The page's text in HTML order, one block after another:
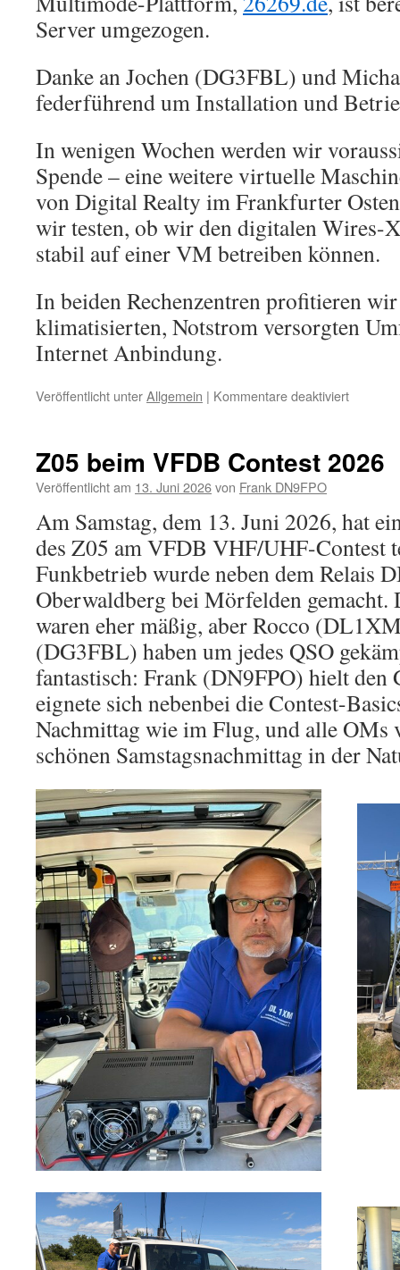
Server umgezogen.
Danke an Jochen (DG3FBL) und
federführend um Installation und
In wenigen Wochen werden wir
Spende – eine weitere virtuelle
von Digital Realty im Frankfurter
wir testen, ob wir den digitalen Wires-
stabil auf einer VM betreiben können.
In beiden Rechenzentren profitieren
klimatisierten, Notstrom versorgten
Internet Anbindung.
Veröffentlicht unterAllgemein | Kommentare deaktiviertfür
Betrieb
Z05 beim VFDB Contest 2026
Veröffentlicht am 13. Juni 2026von Frank DN9FPO
Am Samstag, dem 13. Juni 2026, hat
des Z05 am VFDB VHF/UHF-Contest
Funkbetrieb wurde neben dem Relais
Oberwaldberg bei Mörfelden gemacht.
waren eher mäßig, aber Rocco
(DG3FBL) haben um jedes QSO
fantastisch: Frank (DN9FPO) hielt
eignete sich nebenbei die Contest-
Nachmittag wie im Flug, und alle OMs
schönen Samstagsnachmittag in der